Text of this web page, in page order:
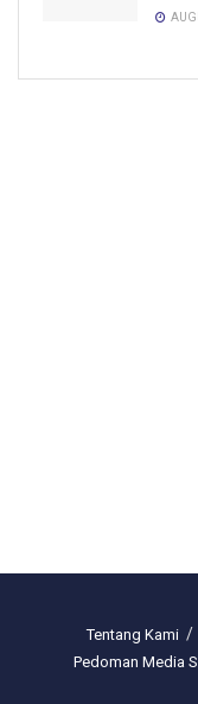
Tentang Kami
Pedoman Media